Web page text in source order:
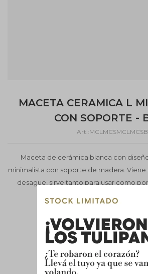
MACETA CERAMICA L
CON SOPORTE -
MCLMCSMCLMCSB
Maceta de cerámica blanca con
minimalista con soporte de madera.
desague, sirve tanto para usar como
maceta con drenaje. NO
Este artículo está